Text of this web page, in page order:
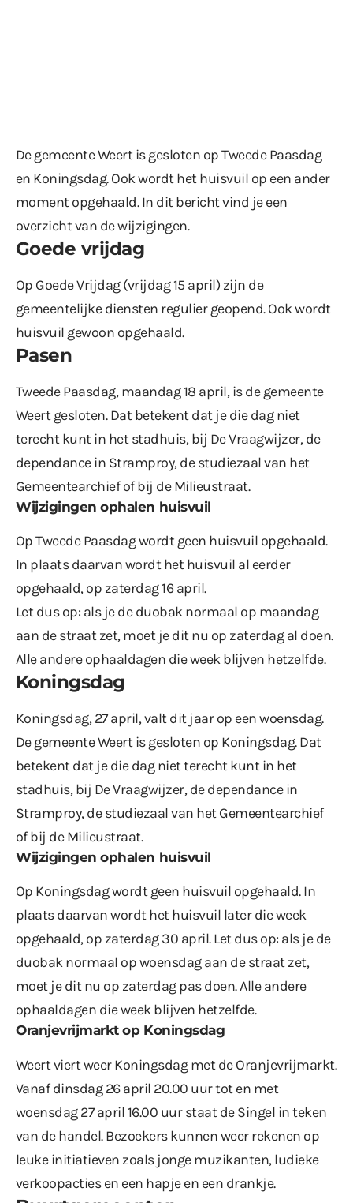
De gemeente Weert is gesloten op Tweede Paasdag
en Koningsdag. Ook wordt het huisvuil op een ander
moment opgehaald. In dit bericht vind je een
overzicht van de wijzigingen.
Goede vrijdag
Op Goede Vrijdag (vrijdag 15 april) zijn de
gemeentelijke diensten regulier geopend. Ook wordt
huisvuil gewoon opgehaald.
Pasen
Tweede Paasdag, maandag 18 april, is de gemeente
Weert gesloten. Dat betekent dat je die dag niet
terecht kunt in het stadhuis, bij De Vraagwijzer, de
dependance in Stramproy, de studiezaal van het
Gemeentearchief of bij de Milieustraat.
Wijzigingen ophalen huisvuil
Op Tweede Paasdag wordt geen huisvuil opgehaald.
In plaats daarvan wordt het huisvuil al eerder
opgehaald, op zaterdag 16 april.
Let dus op: als je de duobak normaal op maandag
aan de straat zet, moet je dit nu op zaterdag al doen.
Alle andere ophaaldagen die week blijven hetzelfde.
Koningsdag
Koningsdag, 27 april, valt dit jaar op een woensdag.
De gemeente Weert is gesloten op Koningsdag. Dat
betekent dat je die dag niet terecht kunt in het
stadhuis, bij De Vraagwijzer, de dependance in
Stramproy, de studiezaal van het Gemeentearchief
of bij de Milieustraat.
Wijzigingen ophalen huisvuil
Op Koningsdag wordt geen huisvuil opgehaald. In
plaats daarvan wordt het huisvuil later die week
opgehaald, op zaterdag 30 april. Let dus op: als je de
duobak normaal op woensdag aan de straat zet,
moet je dit nu op zaterdag pas doen. Alle andere
ophaaldagen die week blijven hetzelfde.
Oranjevrijmarkt op Koningsdag
Weert viert weer Koningsdag metde Oranjevrijmarkt.
Vanaf dinsdag 26 april 20.00 uur tot en met
woensdag 27 april 16.00 uur staat de Singel in teken
van de handel. Bezoekers kunnen weer rekenen op
leuke initiatieven zoals jonge muzikanten, ludieke
verkoopacties en een hapje en een drankje.